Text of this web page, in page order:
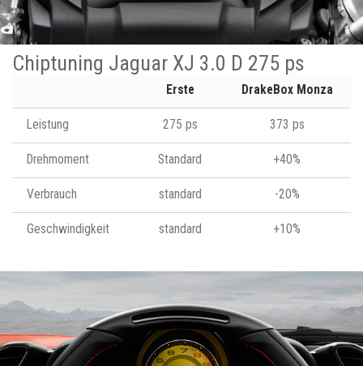
Chiptuning Jaguar XJ 3.0 D 275 ps
Erste DrakeBox Monza
Leistung 275 ps 373 ps
Drehmoment Standard +40%
Verbrauch standard -20%
Geschwindigkeit standard +10%